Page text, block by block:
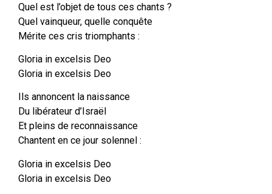
Quel est l’objet de tous ces chants ?
Quel vainqueur, quelle conquête
Mérite ces cris triomphants :
Gloria in excelsis Deo
Gloria in excelsis Deo
Ils annoncent la naissance
Du libérateur d’Israël
Et pleins de reconnaissance
Chantent en ce jour solennel :
Gloria in excelsis Deo
Gloria in excelsis Deo